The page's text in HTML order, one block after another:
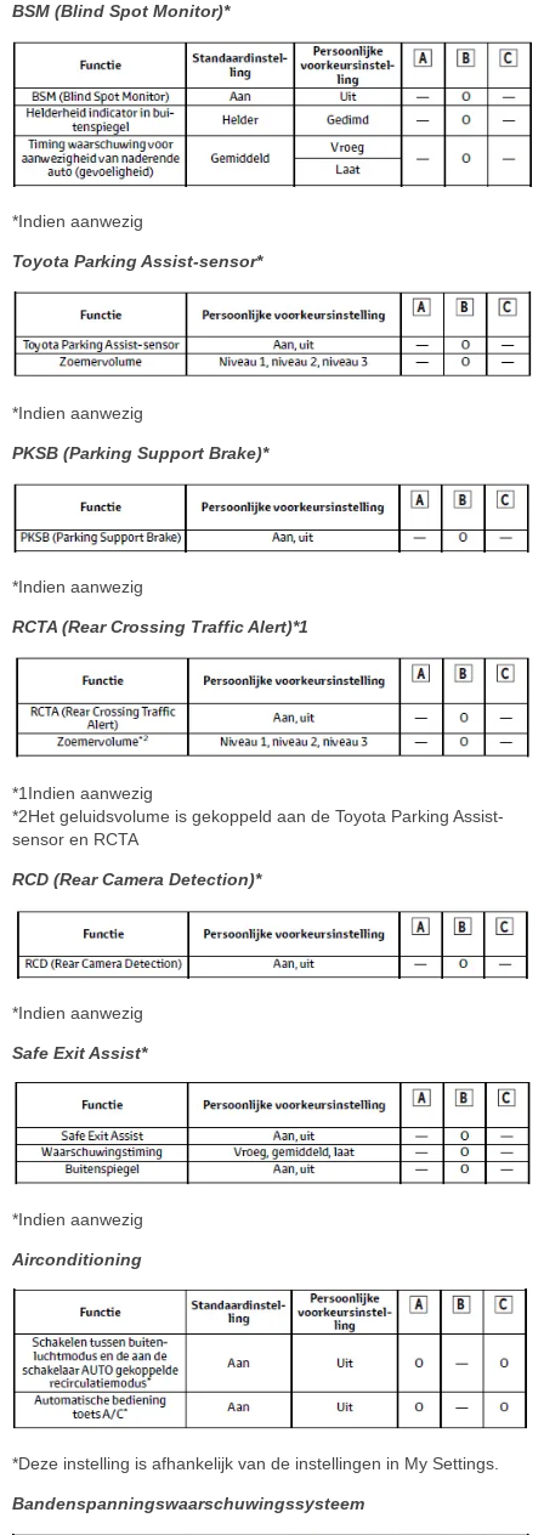
BSM (Blind Spot Monitor)*
*Indien aanwezig
Toyota Parking Assist-sensor*
*Indien aanwezig
PKSB (Parking Support Brake)*
*Indien aanwezig
RCTA (Rear Crossing Traffic Alert)*1
*1Indien aanwezig
*2Het geluidsvolume is gekoppeld aan de Toyota Parking Assist-
sensor en RCTA
RCD (Rear Camera Detection)*
*Indien aanwezig
Safe Exit Assist*
*Indien aanwezig
Airconditioning
*Deze instelling is afhankelijk van de instellingen in My Settings.
Bandenspanningswaarschuwingssysteem